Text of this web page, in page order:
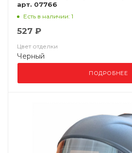
арт. 07766
Есть в наличии: 1
527 ₽
Цвет отделки
Черный
ПОДРОБНЕЕ